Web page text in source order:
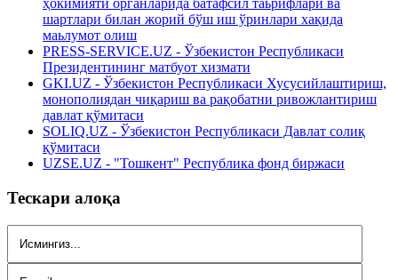
ҳокимияти органларида батафсил таьрифлари ва
шартлари билан жорий бўш иш ўринлари хақида
маьлумот олиш
PRESS-SERVICE.UZ - Ўзбекистон Республикаси
Президентининг матбуот хизмати
GKI.UZ - Ўзбекистон Республикаси Хусусийлаштириш,
монополиядан чиқариш ва рақобатни ривожлантириш
давлат қўмитаси
SOLIQ.UZ - Ўзбекистон Республикаси Давлат солиқ
қўмитаси
UZSE.UZ - "Тошкент" Республика фонд биржаси
Тескари алоқа